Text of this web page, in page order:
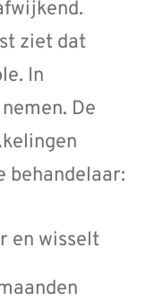
ziet dat
In
De
behandelaar:
en wisselt